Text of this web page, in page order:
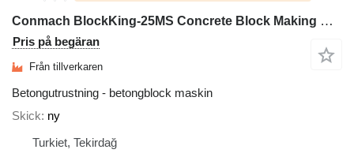
Conmach BlockKing-25MS Concrete Block Making Machine -10.000 units/shift
Pris på begäran
Från tillverkaren
Betongutrustning - betongblock maskin
Skick ny
Turkiet, Tekirdağ